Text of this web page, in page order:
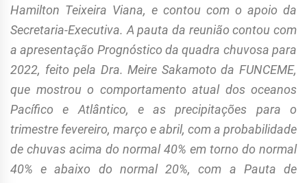
Hamilton Teixeira Viana, e contou com o apoio da
Secretaria-Executiva. A pauta da reunião contou com
a apresentação Prognóstico da quadra chuvosa para
2022, feito pela Dra. Meire Sakamoto da FUNCEME,
que mostrou o comportamento atual dos oceanos
Pacífico e Atlântico, e as precipitações para o
trimestre fevereiro, março e abril, com a probabilidade
de chuvas acima do normal 40% em torno do normal
40% e abaixo do normal 20%, com a Pauta de